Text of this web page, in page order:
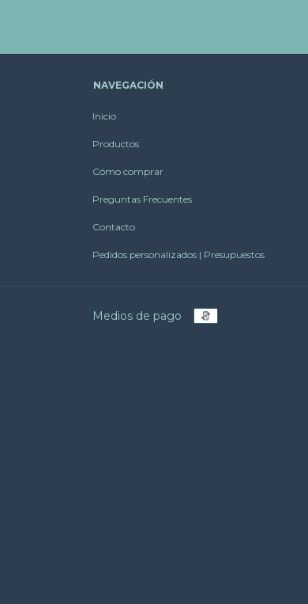
NAVEGACIÓN
Inicio
Productos
Cómo comprar
Preguntas Frecuentes
Contacto
Pedidos personalizados | Presupuestos
Medios de pago